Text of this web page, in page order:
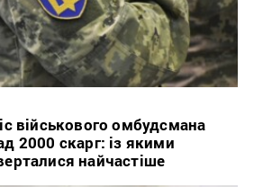
військового омбудсмана
2000 скарг: із якими
найчастіше